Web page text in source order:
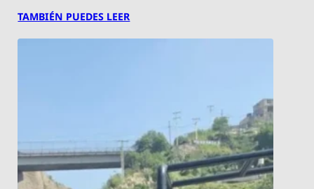
TAMBIÉN PUEDES LEER